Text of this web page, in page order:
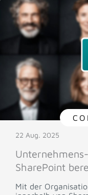
22 Aug. 2025
SharePoint
Mit der